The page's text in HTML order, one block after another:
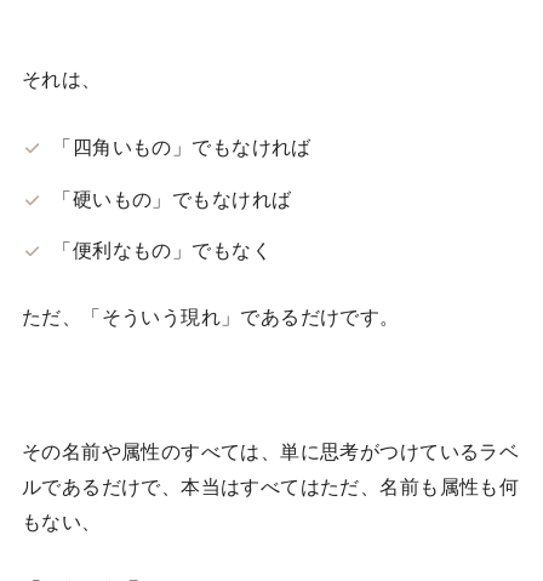
それは、
「四角いもの」でもなければ
「硬いもの」でもなければ
「便利なもの」でもなく
ただ、「そういう現れ」であるだけです。
その名前や属性のすべては、単に思考がつけているラベ
ルであるだけで、本当はすべてはただ、名前も属性も何
もない、